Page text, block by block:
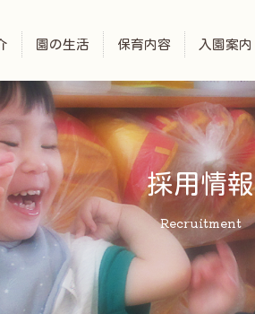
園の生活 保育内容 入園案内
採用情報
Recruitment